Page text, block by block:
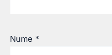
Nume *